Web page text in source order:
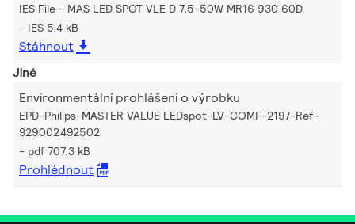
IES File - MAS LED SPOT VLE D 7.5-50W MR16 930 60D
IES 5.4 kB
Stáhnout
Jiné
Environmentální prohlášení o výrobku
EPD-Philips-MASTER VALUE LEDspot-LV-COMF-2197-Ref-
929002492502
pdf 707.3 kB
Prohlédnout